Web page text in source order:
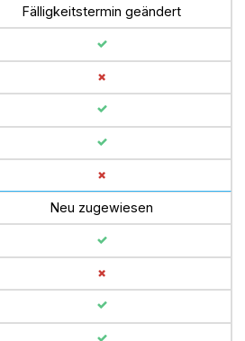
Fälligkeitstermin geändert
Neu zugewiesen